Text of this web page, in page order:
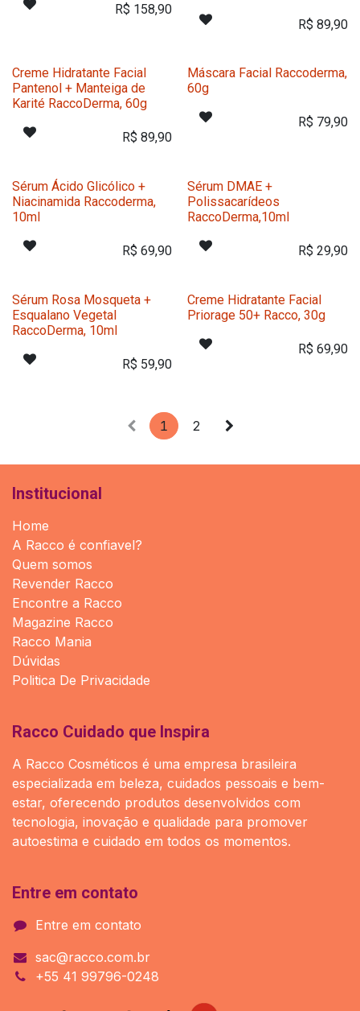
R$ 158,90
R$ 89,90
Creme Hidratante Facial
Pantenol + Manteiga de
Karité RaccoDerma, 60g
R$89,90
Máscara Facial Raccoderma,
60g
R$ 79,90
Sérum Ácido Glicólico +
Niacinamida Raccoderma,
10ml
R$69,90
Sérum DMAE +
Polissacarídeos
RaccoDerma,10ml
R$ 29,90
Sérum Rosa Mosqueta +
Esqualano Vegetal
RaccoDerma, 10ml
R$ 59,90
Creme Hidratante Facial
Priorage 50+ Racco, 30g
R$ 69,90
1 2
Institucional
Home
A Racco é confiavel?
Quem somos
Revender Racco
Encontre a Racco
Magazine Racco
Racco Mania
Dúvidas
Politica De Privacidade
Racco Cuidado que Inspira
A Racco Cosméticos é uma empresa brasileira
especializada em beleza, cuidados pessoais e bem-
estar, oferecendo produtos desenvolvidos com
tecnologia, inovação e qualidade para promover
autoestima e cuidado em todos os momentos.
Entre em contato
Entre em contato
sac@racco.com.br
+55 41 99796-0248